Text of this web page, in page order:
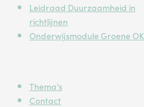
Leidraad Duurzaamheid in
richtlijnen
Onderwijsmodule Groene OK
Thema’s
Contact